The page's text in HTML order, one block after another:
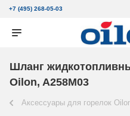
+7 (495) 268-05-03
Шланг
Oilon, A258M03
Аксессуары для горелок